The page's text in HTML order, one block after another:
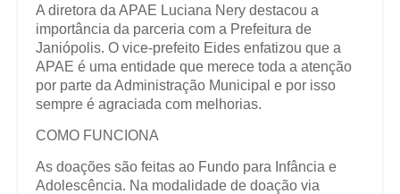
A diretora da APAE Luciana Nery destacou a
importância da parceria com a Prefeitura de
Janiópolis. O vice-prefeito Eides enfatizou que a
APAE é uma entidade que merece toda a atenção
por parte da Administração Municipal e por isso
sempre é agraciada com melhorias.
COMO FUNCIONA
As doações são feitas ao Fundo para Infância e
Adolescência. Na modalidade de doação via